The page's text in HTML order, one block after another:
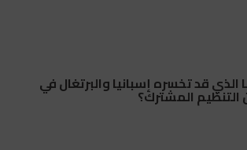
2030: ما الذي قد تخسره إسبانيا والبرتغال في
التنظيم المشترك؟